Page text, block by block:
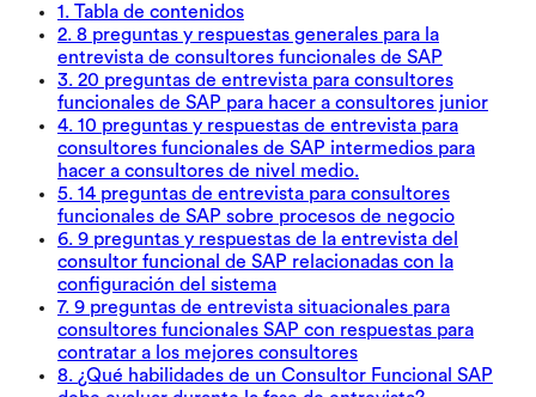
1 . Tabla de contenidos
2. 8 preguntas y respuestas generales para la
entrevista de consultores funcionales de SAP
3. 20 preguntas de entrevista para consultores
funcionales de SAP para hacer a consultores junior
4. 10 preguntas y respuestas de entrevista para
consultores funcionales de SAP intermedios para
hacer a consultores de nivel medio.
5. 14 preguntas de entrevista para consultores
funcionales de SAP sobre procesos de negocio
6. 9 preguntas y respuestas de la entrevista del
consultor funcional de SAP relacionadas con la
configuración del sistema
7. 9 preguntas de entrevista situacionales para
consultores funcionales SAP con respuestas para
contratar a los mejores consultores
8. ¿Qué habilidades de un Consultor Funcional SAP